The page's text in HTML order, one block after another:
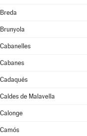
Breda
Brunyola
Cabanelles
Cabanes
Cadaqués
Caldes de Malavella
Calonge
Camós